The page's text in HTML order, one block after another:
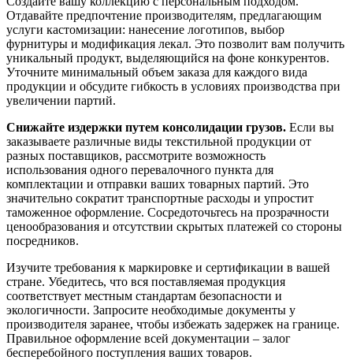
Отдавайте предпочтение производителям, предлагающим
услуги кастомизации: нанесение логотипов, выбор
фурнитуры и модификация лекал. Это позволит вам получить
уникальный продукт, выделяющийся на фоне конкурентов.
Уточните минимальный объем заказа для каждого вида
продукции и обсудите гибкость в условиях производства при
увеличении партий.
Снижайте издержки путем консолидации грузов. Если вы
заказываете различные виды текстильной продукции от
разных поставщиков, рассмотрите возможность
использования одного перевалочного пункта для
комплектации и отправки ваших товарных партий. Это
значительно сократит транспортные расходы и упростит
таможенное оформление. Сосредоточьтесь на прозрачности
ценообразования и отсутствии скрытых платежей со стороны
посредников.
Изучите требования к маркировке и сертификации в вашей
стране. Убедитесь, что вся поставляемая продукция
соответствует местным стандартам безопасности и
экологичности. Запросите необходимые документы у
производителя заранее, чтобы избежать задержек на границе.
Правильное оформление всей документации – залог
бесперебойного поступления ваших товаров.